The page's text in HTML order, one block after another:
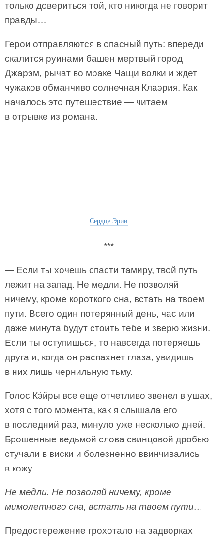
только довериться той, кто никогда не говорит
правды…
Герои отправляются в опасный путь: впереди
скалится руинами башен мертвый город
Джарэм, рычат во мраке Чащи волки и ждет
чужаков обманчиво солнечная Клаэрия. Как
началось это путешествие — читаем
в отрывке из романа.
Сердце Эрии
***
— Если ты хочешь спасти тамиру, твой путь
лежит на запад. Не медли. Не позволяй
ничему, кроме короткого сна, встать на твоем
пути. Всего один потерянный день, час или
даже минута будут стоить тебе и зверю жизни.
Если ты оступишься, то навсегда потеряешь
друга и, когда он распахнет глаза, увидишь
в них лишь чернильную тьму.
Голос Кэ́йры все еще отчетливо звенел в ушах,
хотя с того момента, как я слышала его
в последний раз, минуло уже несколько дней.
Брошенные ведьмой слова свинцовой дробью
стучали в виски и болезненно ввинчивались
в кожу.
Не медли. Не позволяй ничему, кроме
мимолетного сна, встать на твоем пути…
Предостережение грохотало на задворках